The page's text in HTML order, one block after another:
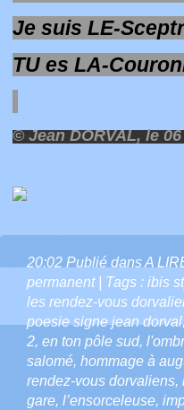
Je suis LE-
TU es LA-
© Jean DORVAL, le
20:02 Publié dansA
permanent| Tags : ibis
les rendez-vous
poesie signe jean dorval
2, en ton pôle sud,
salomé, hommage à
rendez-vous dorvaliens,
gare, l’ensorceleuse,